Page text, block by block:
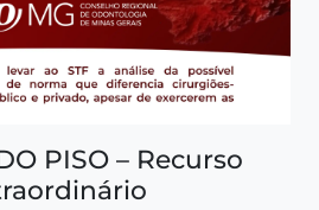
PISO – Recurso